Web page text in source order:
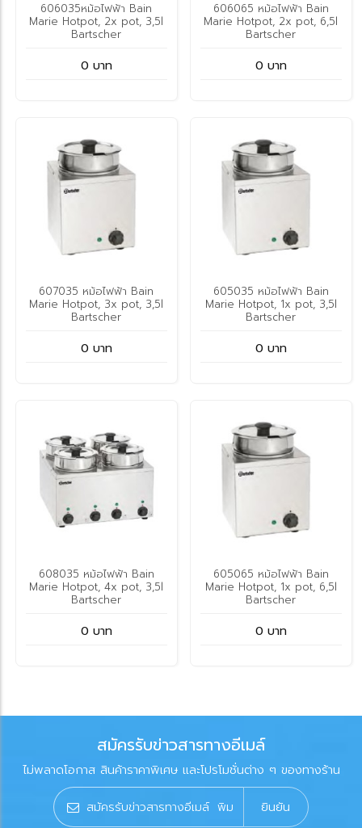
606035หม้อไฟฟ้า Bain
Marie Hotpot, 2x pot, 3,5l
Bartscher
0 บาท
606065 หม้อไฟฟ้า Bain
Marie Hotpot, 2x pot, 6,5l
Bartscher
0 บาท
607035 หม้อไฟฟ้า Bain
Marie Hotpot, 3x pot, 3,5l
Bartscher
0 บาท
605035 หม้อไฟฟ้า Bain
Marie Hotpot, 1x pot, 3,5l
Bartscher
0 บาท
608035 หม้อไฟฟ้า Bain
Marie Hotpot, 4x pot, 3,5l
Bartscher
0 บาท
605065 หม้อไฟฟ้า Bain
Marie Hotpot, 1x pot, 6,5l
Bartscher
0 บาท
สมัครรับข่าวสารทางอีเมล์
ไม่พลาดโอกาส สินค้าราคาพิเศษ และโปรโมชั่นต่าง ๆ ของทางร้าน
ยินยัน